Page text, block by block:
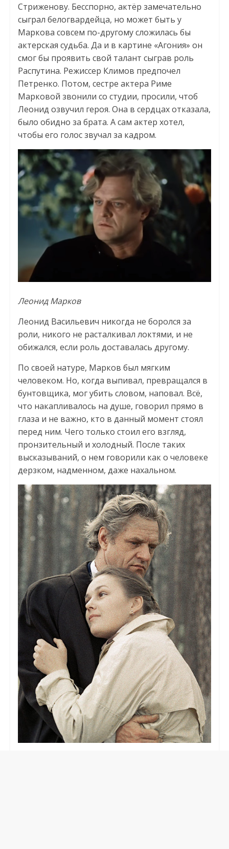
Стриженову. Бесспорно, актёр замечательно
сыграл белогвардейца, но может быть у
Маркова совсем по-другому сложилась бы
актерская судьба. Да и в картине «Агония» он
смог бы проявить свой талант сыграв роль
Распутина. Режиссер Климов предпочел
Петренко. Потом, сестре актера Риме
Марковой звонили со студии, просили, чтоб
Леонид озвучил героя. Она в сердцах отказала,
было обидно за брата. А сам актер хотел,
чтобы его голос звучал за кадром.
Леонид Марков
Леонид Васильевич никогда не боролся за
роли, никого не расталкивал локтями, и не
обижался, если роль доставалась другому.
По своей натуре, Марков был мягким
человеком. Но, когда выпивал, превращался в
бунтовщика, мог убить словом, наповал. Всё,
что накапливалось на душе, говорил прямо в
глаза и не важно, кто в данный момент стоял
перед ним. Чего только стоил его взгляд,
пронзительный и холодный. После таких
высказываний, о нем говорили как о человеке
дерзком, надменном, даже нахальном.